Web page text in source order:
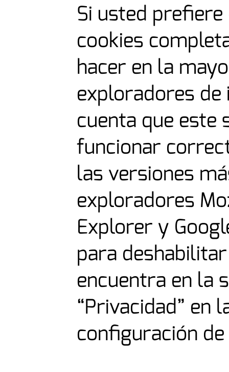
Si usted
cookies
hacer en la
exploradores de
cuenta que este
funcionar
las versiones
exploradores
Explorer y
para
encuentra en la
“Privacidad” en
configuración